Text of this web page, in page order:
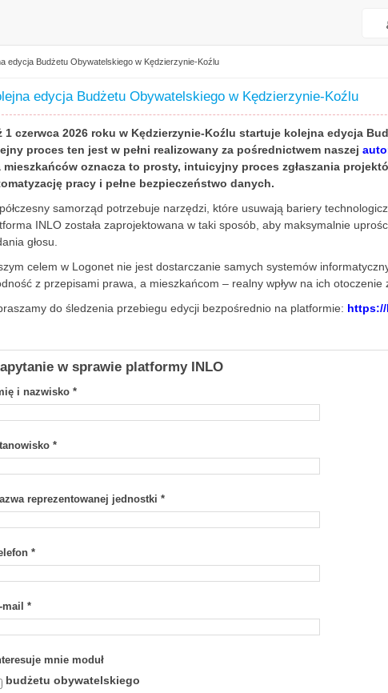
edycja Budżetu Obywatelskiego w Kędzierzynie-Koźlu
edycja Budżetu Obywatelskiego w Kędzierzynie-Koźlu
1 czerwca 2026 roku w Kędzierzynie-Koźlu startuje kolejna edycja
proces ten jest w pełni realizowany za pośrednictwem naszej
mieszkańców oznacza to prosty, intuicyjny proces zgłaszania
pracy i pełne bezpieczeństwo danych.
samorząd potrzebuje narzędzi, które usuwają bariery
INLO została zaprojektowana w taki sposób, aby maksymalnie
głosu.
celem w Logonet nie jest dostarczanie samych systemów
z przepisami prawa, a mieszkańcom – realny wpływ na ich
do śledzenia przebiegu edycji bezpośrednio na platformie:
w sprawie platformy INLO
i nazwisko *
*
reprezentowanej jednostki *
*
mail *
mnie moduł
budżetu obywatelskiego